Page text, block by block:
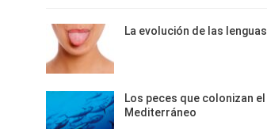
La evolución de las lenguas
Los peces que colonizan el
Mediterráneo